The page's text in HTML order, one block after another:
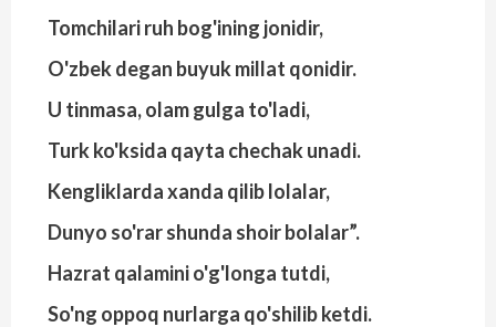
Tomchilari ruh bog'ining jonidir,
O'zbek degan buyuk millat qonidir.
U tinmasa, olam gulga to'ladi,
Turk ko'ksida qayta chechak unadi.
Kengliklarda xanda qilib lolalar,
Dunyo so'rar shunda shoir bolalar”.
Hazrat qalamini o'g'longa tutdi,
So'ng oppoq nurlarga qo'shilib ketdi.